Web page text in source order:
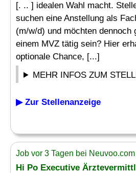
[. .. ] idealen Wahl macht.
suchen eine Anstellung als
(m/w/d) und möchten dennoch
einem MVZ tätig sein? Hier
optionale Chance, [...]
MEHR INFOS ZUM
▶ Zur Stellenanzeige
Job vor 3 Tagen bei
Hi Po Executive